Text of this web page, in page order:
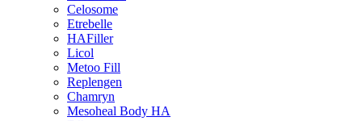
Celosome
Etrebelle
HAFiller
Licol
Metoo Fill
Replengen
Chamryn
Mesoheal Body HA